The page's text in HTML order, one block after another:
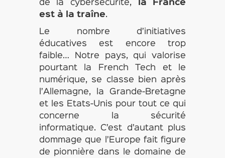
de la cybersécurité, la France
est à la traîne.
Le nombre d’initiatives
éducatives est encore trop
faible… Notre pays, qui valorise
pourtant la French Tech et le
numérique, se classe bien après
l’Allemagne, la Grande-Bretagne
et les Etats-Unis pour tout ce qui
concerne la sécurité
informatique. C’est d’autant plus
dommage que l’Europe fait figure
de pionnière dans le domaine de